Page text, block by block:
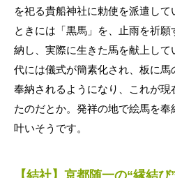
を祀る貴船神社に勅使を派遣し
ときには「黒馬」を、止雨を祈
納し、実際に生きた馬を献上し
代には儀式が簡素化され、板に
奉納されるようになり、これが現
たのだとか。発祥の地で絵馬を
叶いそうです。
【結社】京都随一の“縁結